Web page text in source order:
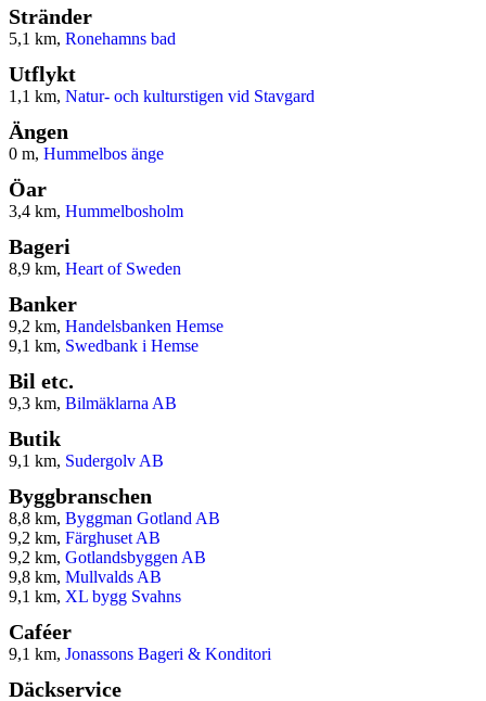
Stränder
5,1 km, Ronehamns bad
Utflykt
1,1 km, Natur- och kulturstigen vid Stavgard
Ängen
0 m, Hummelbos änge
Öar
3,4 km, Hummelbosholm
Bageri
8,9 km, Heart of Sweden
Banker
9,2 km, Handelsbanken Hemse
9,1 km, Swedbank i Hemse
Bil etc.
9,3 km, Bilmäklarna AB
Butik
9,1 km, Sudergolv AB
Byggbranschen
8,8 km, Byggman Gotland AB
9,2 km, Färghuset AB
9,2 km, Gotlandsbyggen AB
9,8 km, Mullvalds AB
9,1 km, XL bygg Svahns
Caféer
9,1 km, Jonassons Bageri & Konditori
Däckservice